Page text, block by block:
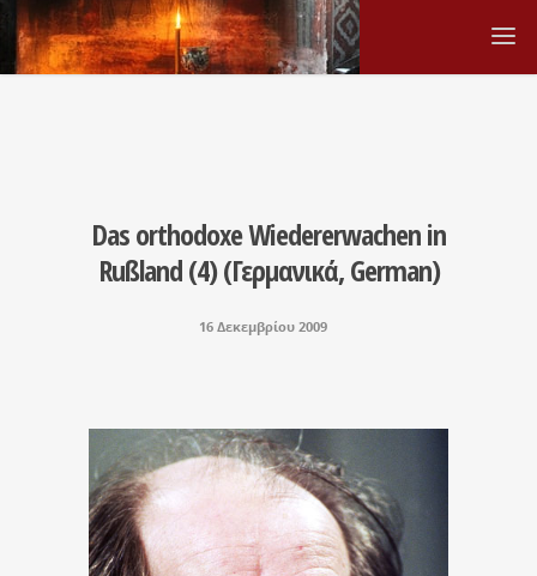
Das orthodoxe Wiedererwachen in
Rußland (4) (Γερμανικά, German)
16 Δεκεμβρίου 2009